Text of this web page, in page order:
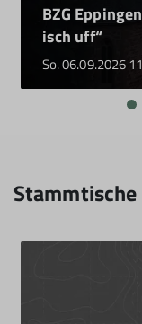
BZG
isch uff“
So. 06.09.2026